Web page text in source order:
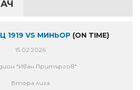
1919 VS МИНЬОР (ON TIME)
15.02.2026
"Иван Притъргов"
Втора лига